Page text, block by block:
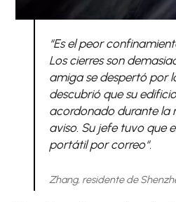
“Es el peor
Los cierres son
amiga se despertó por
descubrió que su
acordonado durante la
aviso. Su jefe tuvo que
portátil por correo“.
Zhang, residente de